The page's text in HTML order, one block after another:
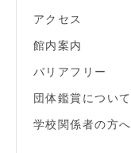
アクセス
館内案内
バリアフリー
団体鑑賞について
学校関係者の方へ